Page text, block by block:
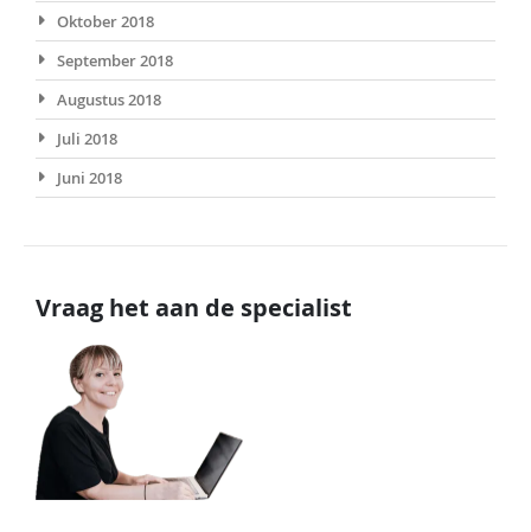
Oktober 2018
September 2018
Augustus 2018
Juli 2018
Juni 2018
Vraag het aan de specialist